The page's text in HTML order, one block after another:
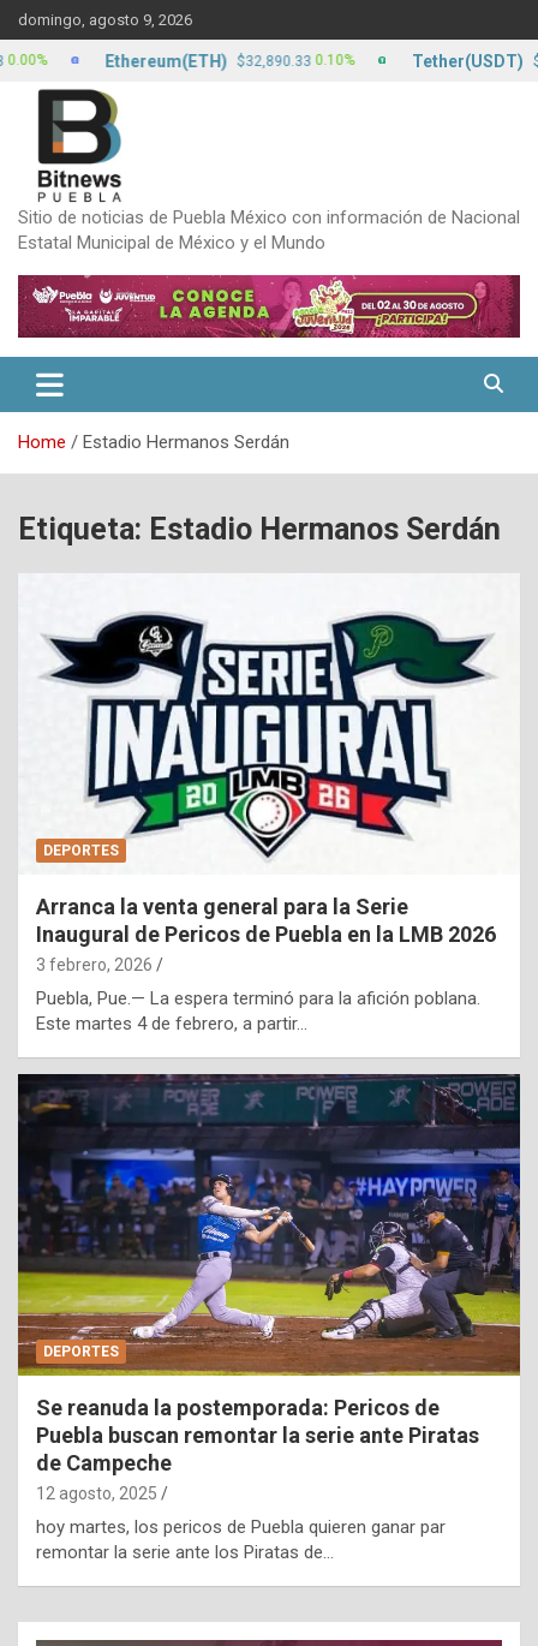
Skip
to
content
domingo, agosto 9, 2026
Sitio de noticias de Puebla México con información de Nacional
Estatal Municipal de México y el Mundo
Home Estadio Hermanos Serdán
Etiqueta: Estadio Hermanos Serdán
DEPORTES
Arranca la venta general para la Serie
Inaugural de Pericos de Puebla en la LMB 2026
3 febrero, 2026
Puebla, Pue.— La espera terminó para la afición poblana.
Este martes 4 de febrero, a partir…
DEPORTES
Se reanuda la postemporada: Pericos de
Puebla buscan remontar la serie ante Piratas
de Campeche
12 agosto, 2025
hoy martes, los pericos de Puebla quieren ganar par
remontar la serie ante los Piratas de…
Ethereum(ETH) $32,890.33 0.10% Tether(USDT) $17.13